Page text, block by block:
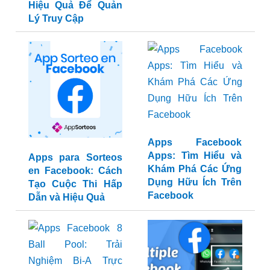
Blocking Facebook
Apps: Giải Pháp
Hiệu Quả Để Quản
Lý Truy Cập
Các Ứng Dụng Hỗ
Trợ Tốt Nhất
Apps para Sorteos
en Facebook: Cách
Tạo Cuộc Thi Hấp
Dẫn và Hiệu Quả
Apps Facebook
Apps: Tìm Hiểu và
Khám Phá Các Ứng
Dụng Hữu Ích Trên
Facebook